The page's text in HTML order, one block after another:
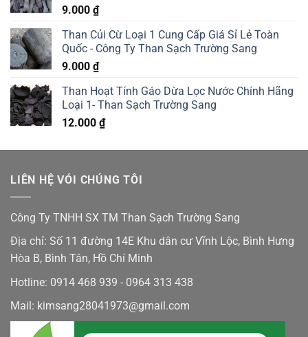
9.000 ₫
Than Củi Cừ Loại 1 Cung Cấp Giá Sỉ Lẻ Toàn
Quốc - Công Ty Than Sạch Trường Sang
9.000 ₫
Than Hoạt Tính Gáo Dừa Lọc Nước Chính Hãng
Loại 1- Than Sạch Trường Sang
12.000 ₫
LIÊN HỆ VÓI CHÚNG TÔI
Công Ty TNHH SX TM Than Sạch Trường Sang
Địa chỉ: Số 11 đường 14E Khu dân cư Vĩnh Lộc, Bình Hưng
Hòa B, Bình Tân, Hồ Chí Minh
Hotline: 0914 468 939 - 0964 313 438
Mail: kimsang28041973@gmail.com